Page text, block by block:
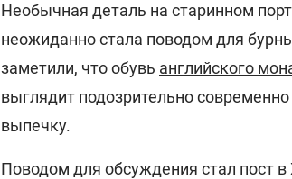
Необычная деталь на старинном
неожиданно стала поводом для
заметили, что обувь английского
выглядит подозрительно
выпечку.
Поводом для обсуждения стал пост